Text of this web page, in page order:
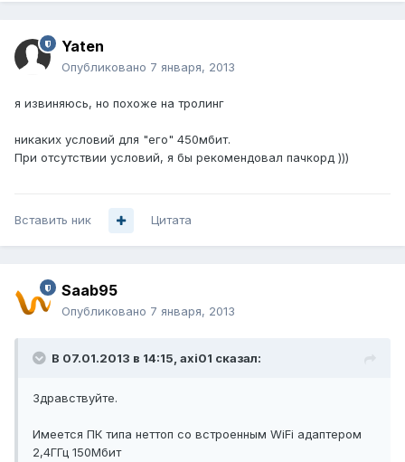
Yaten
Опубликовано 7 января, 2013
я извиняюсь, но похоже на тролинг
никаких условий для "его" 450мбит.
При отсутствии условий, я бы рекомендовал пачкорд )))
Вставить ник Цитата
Saab95
Опубликовано 7 января, 2013
В 07.01.2013 в 14:15, axi01 сказал:
Здравствуйте.
Имеется ПК типа неттоп со встроенным WiFi адаптером
2,4ГГц 150Мбит